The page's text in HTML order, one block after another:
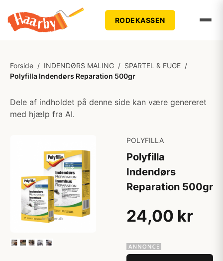
RODEKASSEN
Forside / INDENDØRS MALING / SPARTEL & FUGE /
Polyfilla Indendørs Reparation 500gr
Dele af indholdet på denne side kan være genereret
med hjælp fra AI.
POLYFILLA
Polyfilla
Indendørs
Reparation 500gr
24,00 kr